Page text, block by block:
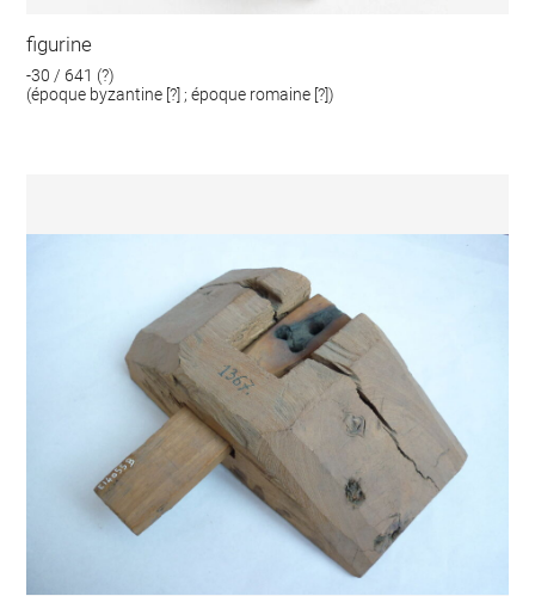
figurine
-30 / 641 (?)
(époque byzantine [?] ; époque romaine [?])